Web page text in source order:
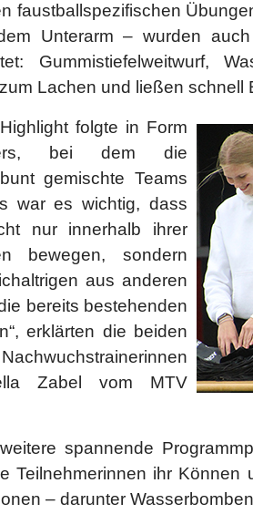
faustballspezifischen
Unterarm – wurden
Gummistiefelweitwurf,
Lachen und ließen
folgte in Form
bei dem die
gemischte Teams
war es wichtig, dass
nur innerhalb ihrer
bewegen, sondern
aus anderen
bereits bestehenden
erklärten die beiden
Zabel vom MTV
spannende
Teilnehmerinnen ihr Können
– darunter